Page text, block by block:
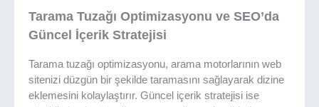
Tarama Tuzağı Optimizasyonu ve SEO’da
Güncel İçerik Stratejisi
Tarama tuzağı optimizasyonu, arama motorlarının web
sitenizi düzgün bir şekilde taramasını sağlayarak dizine
eklemesini kolaylaştırır. Güncel içerik stratejisi ise